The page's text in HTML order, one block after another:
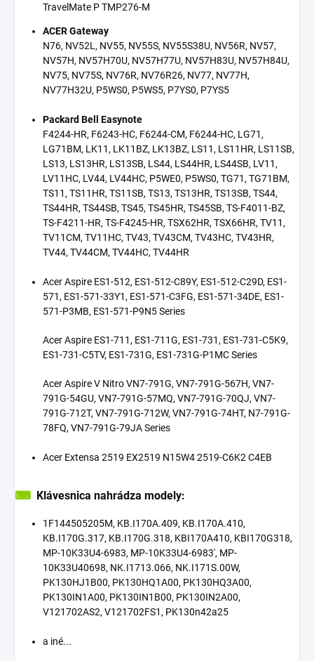
TravelMate P TMP276-M
ACER Gateway
N76, NV52L, NV55, NV55S, NV55S38U, NV56R, NV57,
NV57H, NV57H70U, NV57H77U, NV57H83U, NV57H84U,
NV75, NV75S, NV76R, NV76R26, NV77, NV77H,
NV77H32U, P5WS0, P5WS5, P7YS0, P7YS5
Packard Bell Easynote
F4244-HR, F6243-HC, F6244-CM, F6244-HC, LG71,
LG71BM, LK11, LK11BZ, LK13BZ, LS11, LS11HR, LS11SB,
LS13, LS13HR, LS13SB, LS44, LS44HR, LS44SB, LV11,
LV11HC, LV44, LV44HC, P5WE0, P5WS0, TG71, TG71BM,
TS11, TS11HR, TS11SB, TS13, TS13HR, TS13SB, TS44,
TS44HR, TS44SB, TS45, TS45HR, TS45SB, TS-F4011-BZ,
TS-F4211-HR, TS-F4245-HR, TSX62HR, TSX66HR, TV11,
TV11CM, TV11HC, TV43, TV43CM, TV43HC, TV43HR,
TV44, TV44CM, TV44HC, TV44HR
Acer Aspire ES1-512, ES1-512-C89Y, ES1-512-C29D, ES1-
571, ES1-571-33Y1, ES1-571-C3FG, ES1-571-34DE, ES1-
571-P3MB, ES1-571-P9N5 Series
Acer Aspire ES1-711, ES1-711G, ES1-731, ES1-731-C5K9,
ES1-731-C5TV, ES1-731G, ES1-731G-P1MC Series
Acer Aspire V Nitro VN7-791G, VN7-791G-567H, VN7-
791G-54GU, VN7-791G-57MQ, VN7-791G-70QJ, VN7-
791G-712T, VN7-791G-712W, VN7-791G-74HT, N7-791G-
78FQ, VN7-791G-79JA Series
Acer Extensa 2519 EX2519 N15W4 2519-C6K2 C4EB
⌨ Klávesnica nahrádza modely:
1F144505205M, KB.I170A.409, KB.I170A.410,
KB.I170G.317, KB.I170G.318, KBI170A410, KBI170G318,
MP-10K33U4-6983, MP-10K33U4-6983', MP-
10K33U40698, NK.I1713.066, NK.I171S.00W,
PK130HJ1B00, PK130HQ1A00, PK130HQ3A00,
PK130IN1A00, PK130IN1B00, PK130IN2A00,
V121702AS2, V121702FS1, PK130n42a25
a iné...